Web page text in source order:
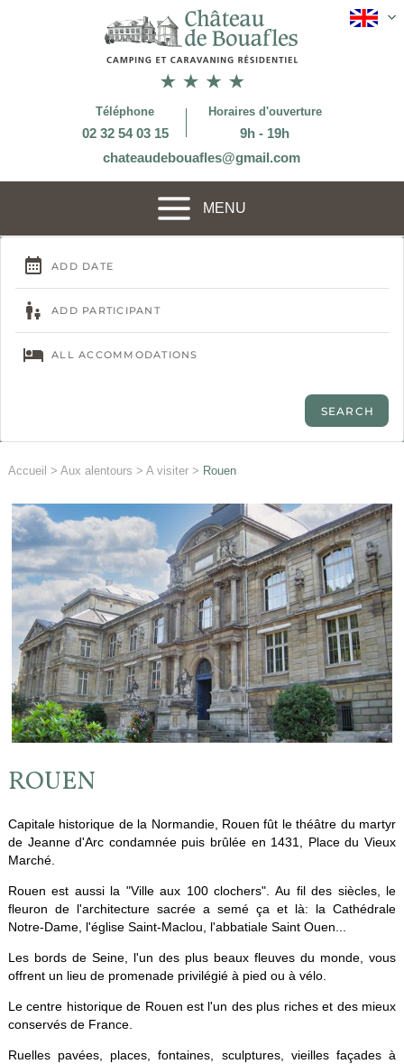
Téléphone
02 32 54 03 15
Horaires d'ouverture
9h - 19h
chateaudebouafles@gmail.com
MENU
Accueil > Aux alentours > A visiter> Rouen
ROUEN
Capitale historique de la Normandie, Rouen fût le théâtre du martyr
de Jeanne d'Arc condamnée puis brûlée en 1431, Place du Vieux
Marché.
Rouen est aussi la "Ville aux 100 clochers". Au fil des siècles, le
fleuron de l'architecture sacrée a semé ça et là: la Cathédrale
Notre-Dame, l'église Saint-Maclou, l'abbatiale Saint Ouen...
Les bords de Seine, l'un des plus beaux fleuves du monde, vous
offrent un lieu de promenade privilégié à pied ou à vélo.
Le centre historique de Rouen est l'un des plus riches et des mieux
conservés de France.
Ruelles pavées, places, fontaines, sculptures, vieilles façades à